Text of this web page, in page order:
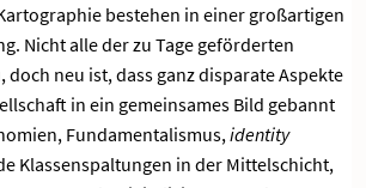
bestehen in einer großartigen
Nicht alle der zu Tage geförderten
doch neu ist, dass ganz disparate Aspekte
in ein gemeinsames Bild gebannt
Fundamentalismus, identity
Klassenspaltungen in der Mittelschicht,